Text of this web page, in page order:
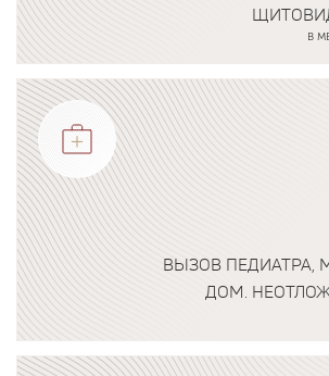
В
Подробнее о программе
ВЫЗОВ ПЕДИАТРА,
ДОМ.
Подробнее о программе